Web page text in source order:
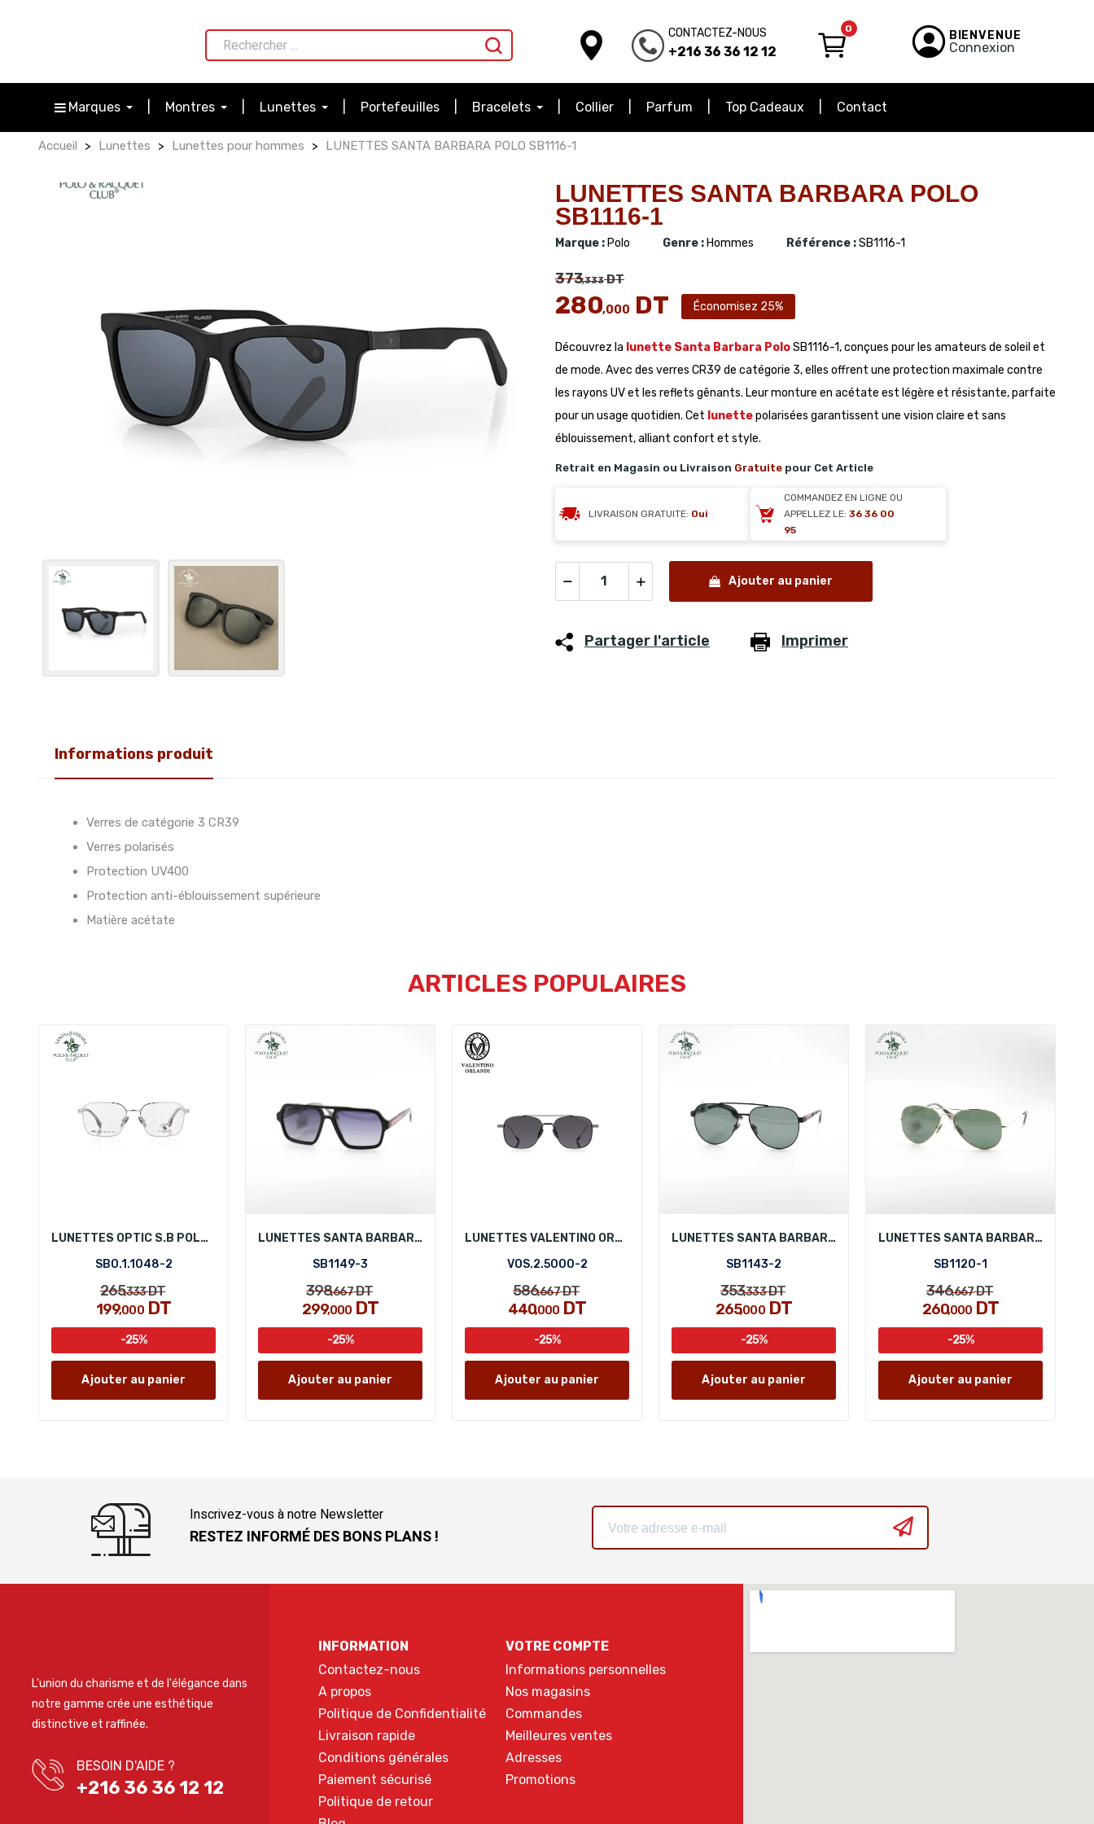
CONTACTEZ-NOUS
+216 36 36 12 12
0 BIENVENUE
Connexion
Marques Montres Lunettes Portefeuilles Bracelets Collier Parfum Top Cadeaux Contact
Accueil Lunettes Lunettes pour hommes LUNETTES SANTA BARBARA POLO SB1116-1
LUNETTES SANTA BARBARA POLO
SB1116-1
Marque : Polo Genre : Hommes Référence :SB1116-1
373,333DT
280,000 DT Économisez 25%
Découvrez la lunette Santa Barbara PoloSB1116-1, conçues pour les amateurs de soleil et
de mode. Avec des verres CR39 de catégorie 3, elles offrent une protection maximale contre
les rayons UV et les reflets gênants. Leur monture en acétate est légère et résistante, parfaite
pour un usage quotidien. Cet lunettepolarisées garantissent une vision claire et sans
éblouissement, alliant confort et style.
Retrait en Magasin ou Livraison Gratuite pour Cet Article
LIVRAISON GRATUITE: Oui
COMMANDEZ EN LIGNE OU
APPELLEZ LE: 36 36 00
95
Ajouter au panier
Partager l'article Imprimer
Informations produit
Verres de catégorie 3 CR39
Verres polarisés
Protection UV400
Protection anti-éblouissement supérieure
Matière acétate
ARTICLES POPULAIRES
LUNETTES OPTIC S.B POLO SBO.1.1048-2
SBO.1.1048-2
265,333DT
199,000DT
-25%
Ajouter au panier
LUNETTES SANTA BARBARA POLO SB1149-3
SB1149-3
398,667DT
299,000 DT
-25%
Ajouter au panier
LUNETTES VALENTINO ORLANDI VOS.2.5000-2
VOS.2.5000-2
586,667DT
440,000 DT
-25%
Ajouter au panier
LUNETTES SANTA BARBARA POLO SB1143-2
SB1143-2
353,333DT
265,000DT
-25%
Ajouter au panier
LUNETTES SANTA BARBARA POLO SB1120-1
SB1120-1
346,667DT
260,000 DT
-25%
Ajouter au panier
Inscrivez-vous à notre Newsletter
RESTEZ INFORMÉ DES BONS PLANS !
L'union du charisme et de l'élégance dans
notre gamme crée une esthétique
distinctive et raffinée.
BESOIN D'AIDE ?
+216 36 36 12 12
INFORMATION
Contactez-nous
A propos
Politique de Confidentialité
Livraison rapide
Conditions générales
Paiement sécurisé
Politique de retour
VOTRE COMPTE
Informations personnelles
Nos magasins
Commandes
Meilleures ventes
Adresses
Promotions